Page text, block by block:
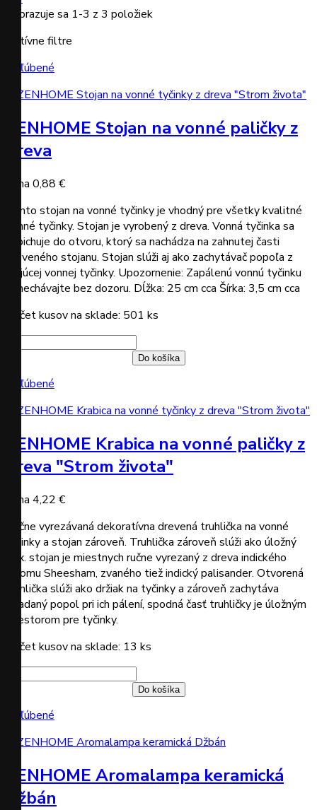
Zobrazuje sa 1-3 z 3 položiek
Aktívne filtre
Obľúbené
ZENHOME Stojan na vonné paličky z
dreva
Cena 0,88 €
Tento stojan na vonné tyčinky je vhodný pre všetky kvalitné
vonné tyčinky. Stojan je vyrobený z dreva. Vonná tyčinka sa
zapichuje do otvoru, ktorý sa nachádza na zahnutej časti
dreveného stojanu. Stojan slúži aj ako zachytávač popoľa z
tlejúcej vonnej tyčinky. Upozornenie: Zapálenú vonnú tyčinku
nenechávajte bez dozoru. Dĺžka: 25 cm cca Šírka: 3,5 cm cca
Počet kusov na sklade: 501 ks
Do košíka
Obľúbené
ZENHOME Krabica na vonné paličky z
dreva "Strom života"
Cena 4,22 €
Ručne vyrezávaná dekoratívna drevená truhlička na vonné
tyčinky a stojan zároveň. Truhlička zároveň slúži ako úložný
box. stojan je miestnych ručne vyrezaný z dreva indického
stromu Sheesham, zvaného tiež indický palisander. Otvorená
truhlička slúži ako držiak na tyčinky a zároveň zachytáva
opadaný popol pri ich pálení, spodná časť truhličky je úložným
priestorom pre tyčinky.
Počet kusov na sklade: 13 ks
Do košíka
Obľúbené
ZENHOME Aromalampa keramická
Džbán